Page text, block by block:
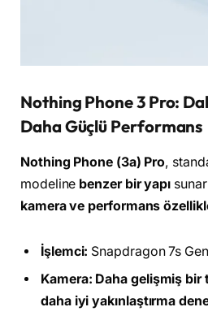
Nothing Phone 3 Pro:
Daha Güçlü Performans
Nothing Phone (3a) Pro,
modeline benzer bir yapı
kamera ve performans
İşlemci: Snapdragon 7s
Kamera: Daha gelişmiş bir
daha iyi yakınlaştırma